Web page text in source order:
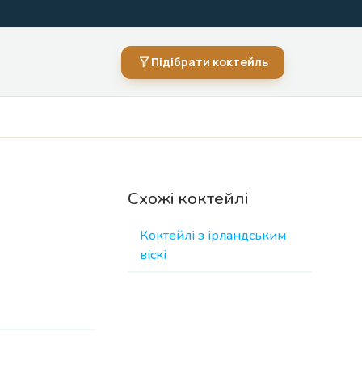
Підібрати коктейль
Схожі коктейлі
Коктейлі з ірландським
віскі